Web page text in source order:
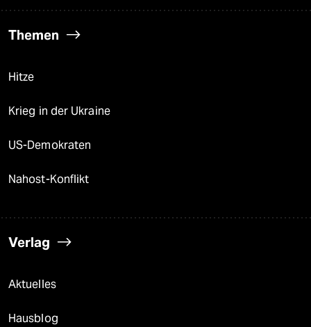
Themen
Hitze
Krieg in der Ukraine
US-Demokraten
Nahost-Konflikt
Verlag
Aktuelles
Hausblog